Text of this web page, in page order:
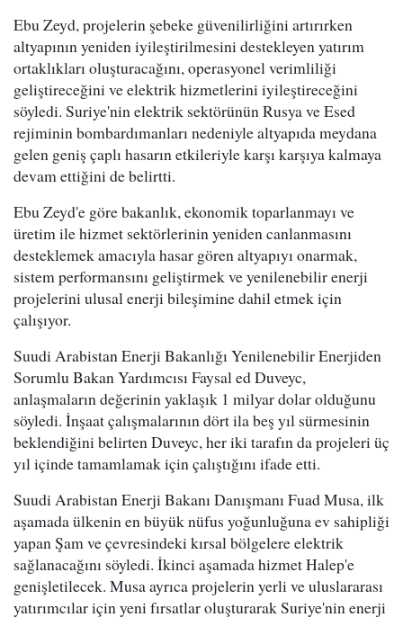
Ebu Zeyd, projelerin şebeke güvenilirliğini artırırken
altyapının yeniden iyileştirilmesini destekleyen yatırım
ortaklıkları oluşturacağını, operasyonel verimliliği
geliştireceğini ve elektrik hizmetlerini iyileştireceğini
söyledi. Suriye'nin elektrik sektörünün Rusya ve Esed
rejiminin bombardımanları nedeniyle altyapıda meydana
gelen geniş çaplı hasarın etkileriyle karşı karşıya kalmaya
devam ettiğini de belirtti.
Ebu Zeyd'e göre bakanlık, ekonomik toparlanmayı ve
üretim ile hizmet sektörlerinin yeniden canlanmasını
desteklemek amacıyla hasar gören altyapıyı onarmak,
sistem performansını geliştirmek ve yenilenebilir enerji
projelerini ulusal enerji bileşimine dahil etmek için
çalışıyor.
Suudi Arabistan Enerji Bakanlığı Yenilenebilir Enerjiden
Sorumlu Bakan Yardımcısı Faysal ed Duveyc,
anlaşmaların değerinin yaklaşık 1 milyar dolar olduğunu
söyledi. İnşaat çalışmalarının dört ila beş yıl sürmesinin
beklendiğini belirten Duveyc, her iki tarafın da projeleri üç
yıl içinde tamamlamak için çalıştığını ifade etti.
Suudi Arabistan Enerji Bakanı Danışmanı Fuad Musa, ilk
aşamada ülkenin en büyük nüfus yoğunluğuna ev sahipliği
yapan Şam ve çevresindeki kırsal bölgelere elektrik
sağlanacağını söyledi. İkinci aşamada hizmet Halep'e
genişletilecek. Musa ayrıca projelerin yerli ve uluslararası
yatırımcılar için yeni fırsatlar oluşturarak Suriye'nin enerji